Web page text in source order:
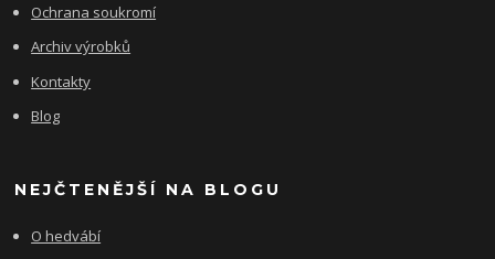
Ochrana soukromí
Archiv výrobků
Kontakty
Blog
NEJČTENĚJŠÍ NA BLOGU
O hedvábí